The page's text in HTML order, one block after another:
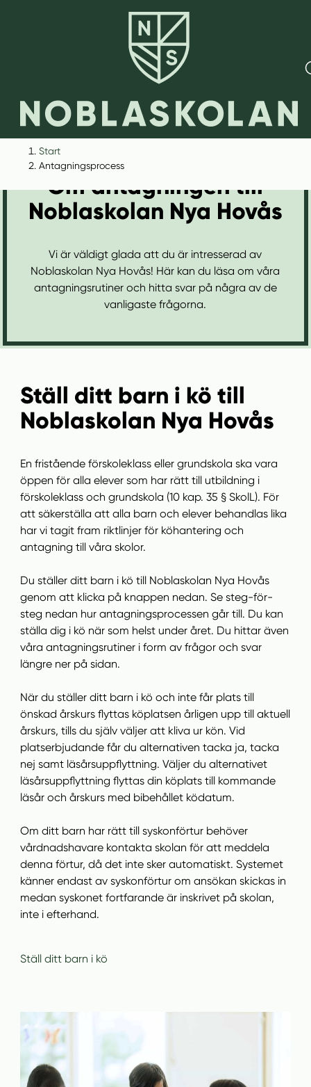
e
f
Start
Antagningsprocess
Om antagningen till
Noblaskolan Nya Hovås
Vi är väldigt glada att du är intresserad av
Noblaskolan Nya Hovås! Här kan du läsa om våra
antagningsrutiner och hitta svar på några av de
vanligaste frågorna.
Ställ ditt barn i kö till
Noblaskolan Nya Hovås
En fristående förskoleklass eller grundskola ska vara
öppen för alla elever som har rätt till utbildning i
förskoleklass och grundskola (10 kap. 35 § SkolL). För
att säkerställa att alla barn och elever behandlas lika
har vi tagit fram riktlinjer för köhantering och
antagning till våra skolor.
Du ställer ditt barn i kö till Noblaskolan Nya Hovås
genom att klicka på knappen nedan. Se steg-för-
steg nedan hur antagningsprocessen går till. Du kan
ställa dig i kö när som helst under året. Du hittar även
våra antagningsrutiner i form av frågor och svar
längre ner på sidan.
När du ställer ditt barn i kö och inte får plats till
önskad årskurs flyttas köplatsen årligen upp till aktuell
årskurs, tills du själv väljer att kliva ur kön. Vid
platserbjudande får du alternativen tacka ja, tacka
nej samt läsårsuppflyttning. Väljer du alternativet
läsårsuppflyttning flyttas din köplats till kommande
läsår och årskurs med bibehållet ködatum.
Om ditt barn har rätt till syskonförtur behöver
vårdnadshavare kontakta skolan för att meddela
denna förtur, då det inte sker automatiskt. Systemet
känner endast av syskonförtur om ansökan skickas in
medan syskonet fortfarande är inskrivet på skolan,
inte i efterhand.
Ställ ditt barn i kö